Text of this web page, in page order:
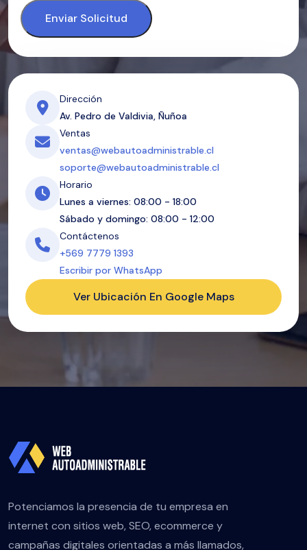
Enviar Solicitud
Dirección
Av. Pedro de Valdivia, Ñuñoa
Ventas
ventas@webautoadministrable.cl
soporte@webautoadministrable.cl
Horario
Lunes a viernes: 08:00 - 18:00
Sábado y domingo: 08:00 - 12:00
Contáctenos
+569 7779 1393
Escribir por WhatsApp
Ver Ubicación En Google Maps
Potenciamos la presencia de tu empresa en
internet con sitios web, SEO, ecommerce y
campañas digitales orientadas a más llamados,